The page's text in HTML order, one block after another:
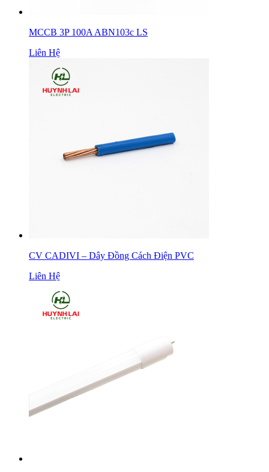
MCCB 3P 100A ABN103c LS
Liên Hệ
CV CADIVI – Dây Đồng Cách Điện PVC
Liên Hệ